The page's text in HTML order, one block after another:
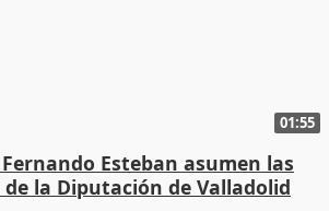
01:55
Esteban asumen las
la Diputación de Valladolid